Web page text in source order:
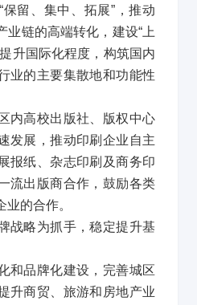
“保留、集中、拓展” ，推动
业链的高端转化，建设“上
提升国际化程度，构筑国内
业的主要集散地和功能性
高校出版社、版权中心
发展，推动印刷企业自主
报纸、杂志印刷及商务印
流出版商合作，鼓励各类
的合作。
略为抓手，稳定提升基
品牌化建设，完善城区
升商贸、旅游和房地产业